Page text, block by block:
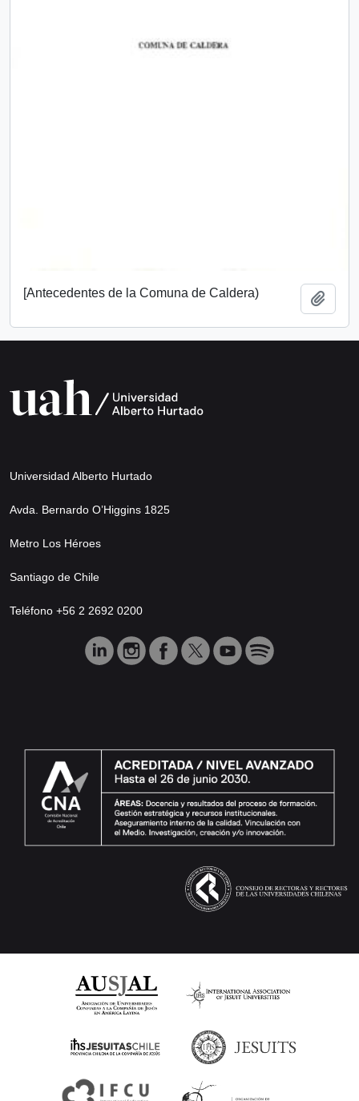
[Antecedentes de la Comuna de Caldera)
Universidad Alberto Hurtado
Avda. Bernardo O’Higgins 1825
Metro Los Héroes
Santiago de Chile
Teléfono +56 2 2692 0200